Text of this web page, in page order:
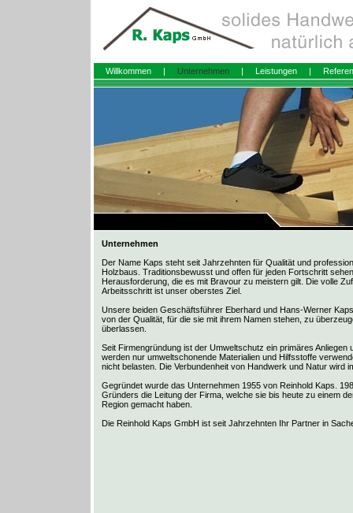
Willkommen | Unternehmen | Leistungen |
Unternehmen
Der Name Kaps steht seit Jahrzehnten für Qualität und
Holzbaus. Traditionsbewusst und offen für jeden Fortschritt
Herausforderung, die es mit Bravour zu meistern gilt. Die volle
Arbeitsschritt ist unser oberstes Ziel.
Unsere beiden Geschäftsführer Eberhard und Hans-Werner
von der Qualität, für die sie mit ihrem Namen stehen, zu
überlassen.
Seit Firmengründung ist der Umweltschutz ein primäres
werden nur umweltschonende Materialien und Hilfsstoffe
nicht belasten. Die Verbundenheit von Handwerk und Natur wird
Gegründet wurde das Unternehmen 1955 von Reinhold Kaps.
Gründers die Leitung der Firma, welche sie bis heute zu einem
Region gemacht haben.
Die Reinhold Kaps GmbH ist seit Jahrzehnten Ihr Partner in